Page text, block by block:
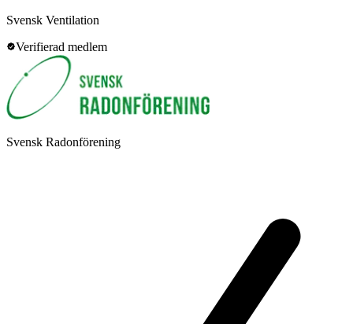
Svensk Ventilation
Verifierad medlem
Svensk Radonförening